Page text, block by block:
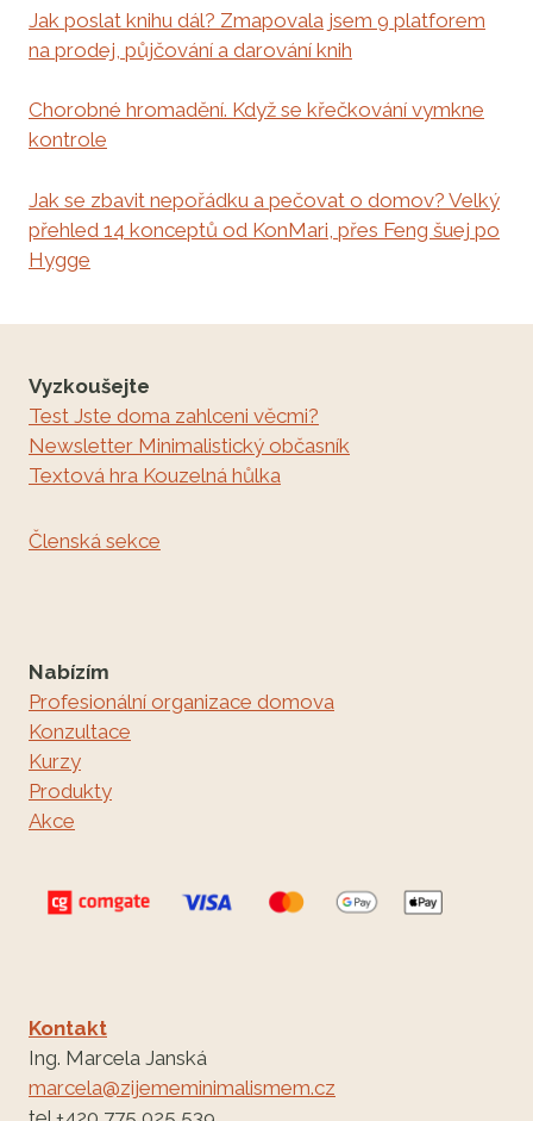
Jak poslat knihu dál? Zmapovala jsem 9 platforem
na prodej, půjčování a darování knih
Chorobné hromadění. Když se křečkování vymkne
kontrole
Jak se zbavit nepořádku a pečovat o domov? Velký
přehled 14 konceptů od KonMari, přes Feng šuej po
Hygge
Vyzkoušejte
Test Jste doma zahlceni věcmi?
Newsletter Minimalistický občasník
Textová hra Kouzelná hůlka
Členská sekce
Nabízím
Profesionální organizace domova
Konzultace
Kurzy
Produkty
Akce
Kontakt
Ing. Marcela Janská
marcela@zijememinimalismem.cz